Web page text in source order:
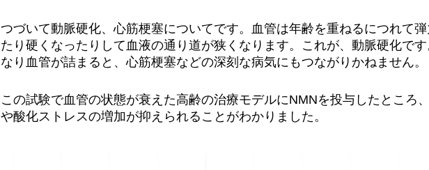
つづいて動脈硬化、心筋梗塞についてです。血管は年齢を重ねるにつれて
たり硬くなったりして血液の通り道が狭くなります。これが、動脈硬化です
なり血管が詰まると、心筋梗塞などの深刻な病気にもつながりかねません。
この試験で血管の状態が衰えた高齢の治療モデルにNMNを投与したところ
や酸化ストレスの増加が抑えられることがわかりました。